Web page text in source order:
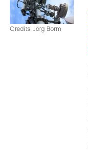
Credits: Jörg Borm